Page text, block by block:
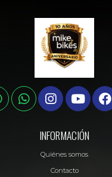
INFORMACIÓN
Quiénes somos
Contacto